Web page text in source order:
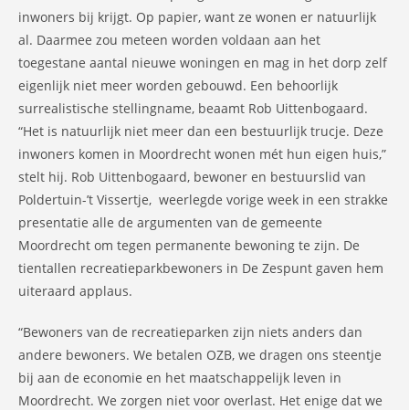
inwoners bij krijgt. Op papier, want ze wonen er natuurlijk
al. Daarmee zou meteen worden voldaan aan het
toegestane aantal nieuwe woningen en mag in het dorp zelf
eigenlijk niet meer worden gebouwd. Een behoorlijk
surrealistische stellingname, beaamt Rob Uittenbogaard.
“Het is natuurlijk niet meer dan een bestuurlijk trucje. Deze
inwoners komen in Moordrecht wonen mét hun eigen huis,”
stelt hij. Rob Uittenbogaard, bewoner en bestuurslid van
Poldertuin-’t Vissertje, weerlegde vorige week in een strakke
presentatie alle de argumenten van de gemeente
Moordrecht om tegen permanente bewoning te zijn. De
tientallen recreatieparkbewoners in De Zespunt gaven hem
uiteraard applaus.
“Bewoners van de recreatieparken zijn niets anders dan
andere bewoners. We betalen OZB, we dragen ons steentje
bij aan de economie en het maatschappelijk leven in
Moordrecht. We zorgen niet voor overlast. Het enige dat we